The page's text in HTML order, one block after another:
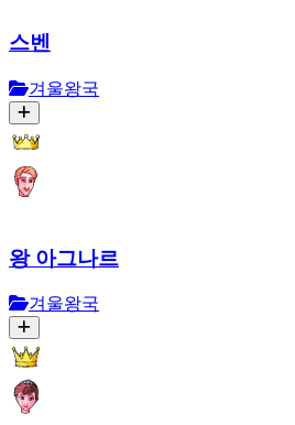
스벤
겨울왕국
왕 아그나르
겨울왕국